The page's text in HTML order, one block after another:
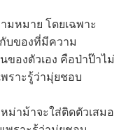
หมาย โดยเฉพาะ
บของที่มีความ
ของตัวเอง คือป่าป๊าไม่
พราะรู้ว่ามุ่ยชอบ
าม้าจะใส่ติดตัวเสมอ